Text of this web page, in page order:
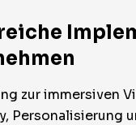
zur immersiven
Personalisierung